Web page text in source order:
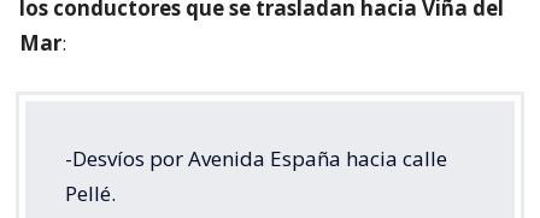
los conductores que se trasladan hacia Viña del
Mar:
-Desvíos por Avenida España hacia calle
Pellé.